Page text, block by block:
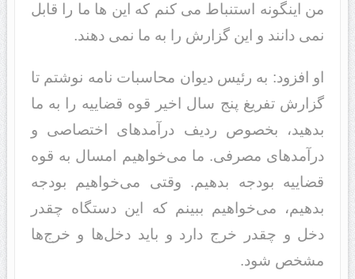
من اینگونه استنباط می کنم که این ها ما را قابل
نمی دانند و این گزارش را به ما نمی دهند.
او افزود: به رئیس دیوان محاسبات نامه نوشتم تا
گزارش تفریغ پنج سال اخیر قوه قضاییه را به ما
بدهید، بخصوص ردیف‌ درآمدهای اختصاصی و
درآمدهای مصرفی. ما می‌خواهیم امسال به قوه
قضاییه بودجه بدهیم. وقتی می‌خواهیم بودجه
بدهیم، می‌خواهیم ببینم که این دستگاه چقدر
دخل و چقدر خرج دارد و باید دخل‌ها و خرج‌ها
مشخص شود.